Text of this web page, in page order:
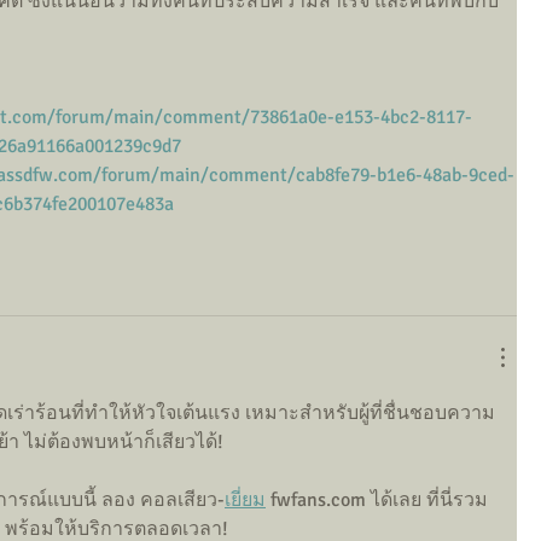
forum/main/comment/73861a0e-e153-4bc2-8117-
forum/main/comment/cab8fe79-b1e6-48ab-9ced-
ร่าร้อนที่ทำให้หัวใจเต้นแรง เหมาะสำหรับผู้ที่ชื่นชอบความ
า ไม่ต้องพบหน้าก็เสียวได้!
รณ์แบบนี้ ลอง คอลเสียว-เยี่ยม fwfans.com ได้เลย ที่นี่รวม
พร้อมให้บริการตลอดเวลา!